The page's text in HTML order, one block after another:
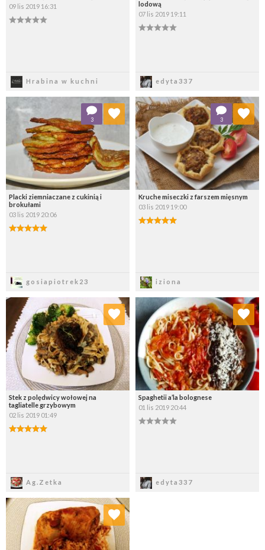
09 lis 2019 16:31
Hrabina w kuchni
lodową
07 lis 2019 19:11
edyta337
Placki ziemniaczane z cukinią i
brokułami
03 lis 2019 20:06
gosiapiotrek23
3
Dodaj do ulubionych
Wybierz listę:
Kruche miseczki z farszem mięsnym
03 lis 2019 19:00
iziona
3
Dodaj do ulubionych
Wybierz listę:
Stek z polędwicy wołowej na
tagliatelle grzybowym
02 lis 2019 01:49
Ag.Zetka
Dodaj do ulubionych
Wybierz listę:
Spaghetii a’la bolognese
01 lis 2019 20:44
edyta337
Dodaj do ulubionych
Wybierz listę:
Dodaj do ulubionych
Wybierz listę: